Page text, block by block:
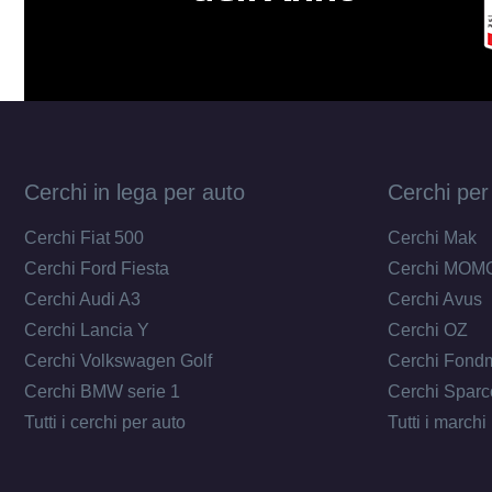
Cerchi in lega per auto
Cerchi Fiat 500
Cerchi Ford Fiesta
Cerchi Audi A3
Cerchi Lancia Y
Cerchi Volkswagen Golf
Cerchi BMW serie 1
Tutti i cerchi per auto
Cerchi
Cerchi Mak
Cerchi
Cerchi Avus
Cerchi OZ
Cerchi
Cerchi
Tutti i marchi